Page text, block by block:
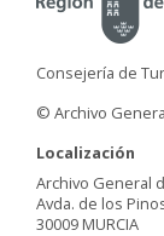
Consejería de
© Archivo
Localización
Archivo General
Avda. de los
30009 MURCIA